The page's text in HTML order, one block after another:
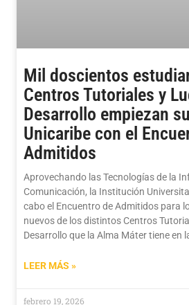
Mil doscientos
Centros Tutoriales y
Desarrollo empiezan
Unicaribe con el
Admitidos
Aprovechando las Tecnologías de la
Comunicación, la Institución
cabo el Encuentro de Admitidos para
nuevos de los distintos Centros
Desarrollo que la Alma Máter tiene en
LEER MÁS »
febrero 19, 2026